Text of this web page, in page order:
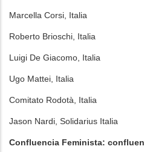
Marcella Corsi, Italia
Roberto Brioschi, Italia
Luigi De Giacomo, Italia
Ugo Mattei, Italia
Comitato Rodotà, Italia
Jason Nardi, Solidarius Italia
Confluencia Feminista: